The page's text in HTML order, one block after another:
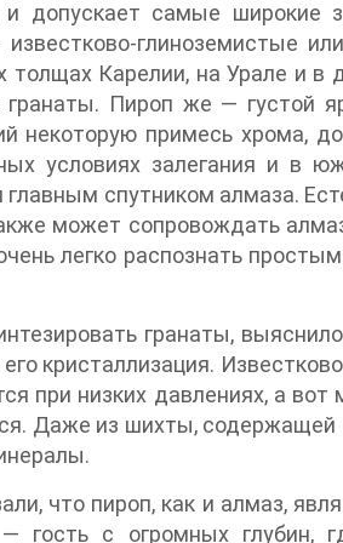
и допускает самые
глиноземистые
толщах Карелии, на Урале и в
Пироп же — густой
некоторую примесь хрома,
условиях залегания и в
спутником алмаза.
может сопровождать
легко распознать
гранаты,
кристаллизация.
при низких давлениях, а
Даже из шихты,
что пироп, как и алмаз,
гость с огромных